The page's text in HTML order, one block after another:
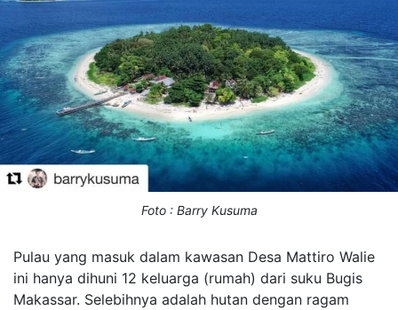
Foto : Barry Kusuma
Pulau yang masuk dalam kawasan Desa Mattiro Walie
ini hanya dihuni 12 keluarga (rumah) dari suku Bugis
Makassar. Selebihnya adalah hutan dengan ragam